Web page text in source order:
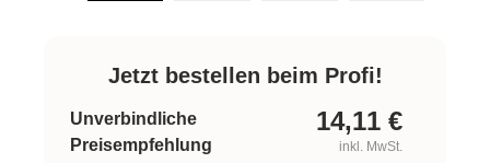
Jetzt bestellen beim Profi!
Unverbindliche
Preisempfehlung
14,11 €
inkl. MwSt.